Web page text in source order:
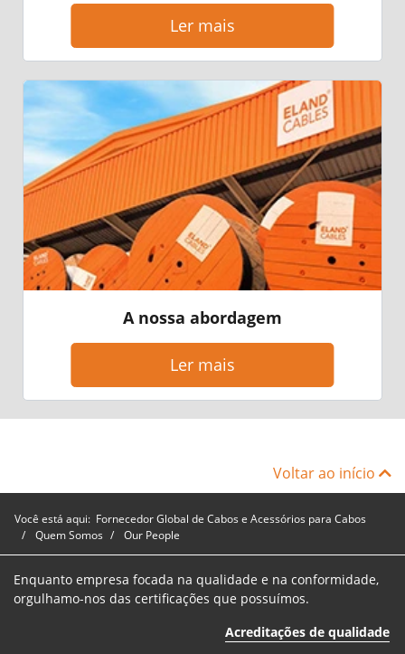
Ler mais
A nossa abordagem
Ler mais
Voltar ao início
Você está aqui: Fornecedor Global de Cabos e Acessórios para Cabos
Quem Somos
Our People
Enquanto empresa focada na qualidade e na conformidade,
orgulhamo-nos das certificações que possuímos.
Acreditações de qualidade